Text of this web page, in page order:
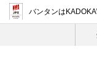
バンタンは